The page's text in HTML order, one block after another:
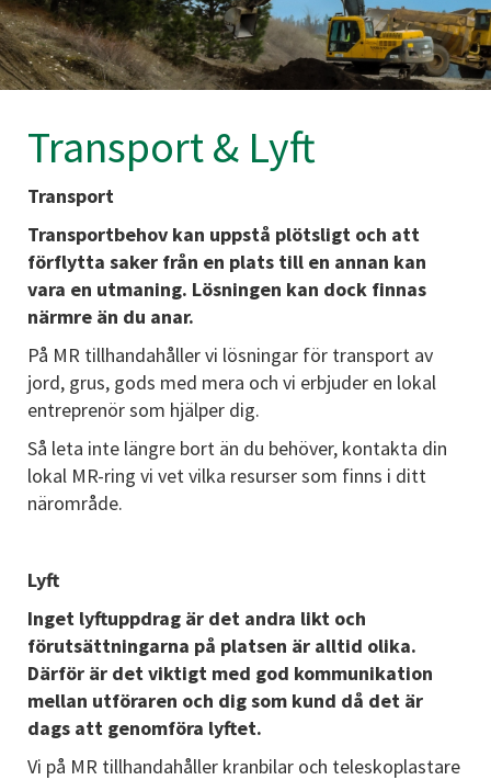
Transport & Lyft
Transport
Transportbehov kan uppstå plötsligt och att
förflytta saker från en plats till en annan kan
vara en utmaning. Lösningen kan dock finnas
närmre än du anar.
På MR tillhandahåller vi lösningar för transport av
jord, grus, gods med mera och vi erbjuder en lokal
entreprenör som hjälper dig.
Så leta inte längre bort än du behöver, kontakta din
lokal MR-ring vi vet vilka resurser som finns i ditt
närområde.
Lyft
Inget lyftuppdrag är det andra likt och
förutsättningarna på platsen är alltid olika.
Därför är det viktigt med god kommunikation
mellan utföraren och dig som kund då det är
dags att genomföra lyftet.
Vi på MR tillhandahåller kranbilar och teleskoplastare